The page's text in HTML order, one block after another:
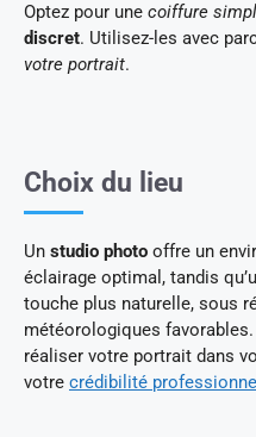
Optez pour une coiffure
discret. Utilisez-les avec
votre portrait.
Choix du lieu
Un studio photo offre un
éclairage optimal, tandis
touche plus naturelle, sous
météorologiques
réaliser votre portrait dans
votre crédibilité